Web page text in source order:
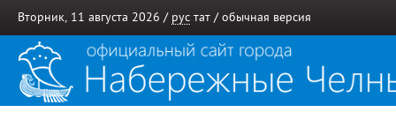
Вторник, 11 августа 2026 / рус тат / обычная версия